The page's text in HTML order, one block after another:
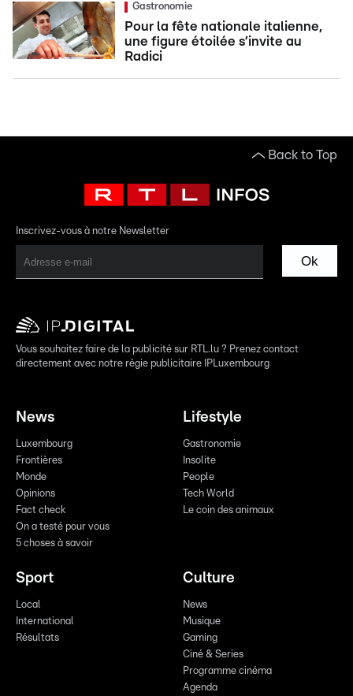
Gastronomie
Pour la fête nationale italienne,
une figure étoilée s’invite au
Radici
Back to Top
Inscrivez-vous à notre Newsletter
Ok
Vous souhaitez faire de la publicité sur RTL.lu ? Prenez contact
directement avec notre régie publicitaire IPLuxembourg
News
Luxembourg
Frontières
Monde
Opinions
Fact check
On a testé pour vous
5 choses à savoir
Lifestyle
Gastronomie
Insolite
People
Tech World
Le coin des animaux
Sport
Local
International
Résultats
Culture
News
Musique
Gaming
Ciné & Series
Programme cinéma
Agenda